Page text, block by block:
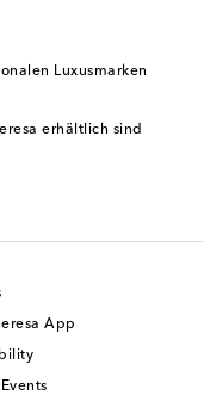
Luxusmarken
erhältlich sind
App